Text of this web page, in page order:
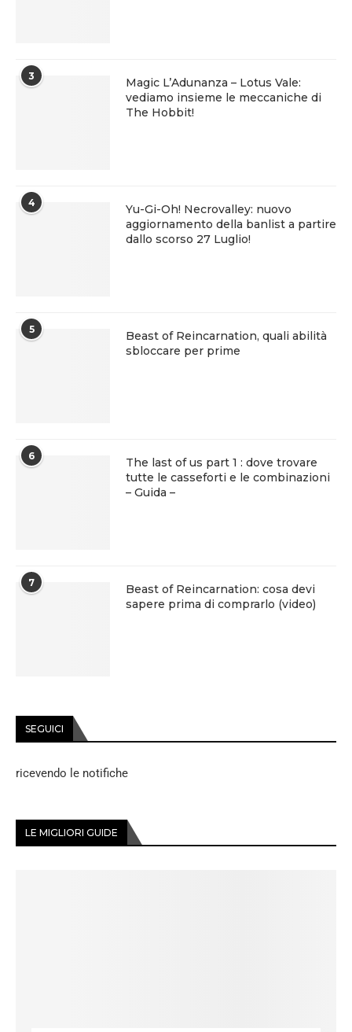
3
Magic L’Adunanza – Lotus Vale:
vediamo insieme le meccaniche di
The Hobbit!
4
Yu-Gi-Oh! Necrovalley: nuovo
aggiornamento della banlist a partire
dallo scorso 27 Luglio!
5
Beast of Reincarnation, quali abilità
sbloccare per prime
6
The last of us part 1 : dove trovare
tutte le casseforti e le combinazioni
– Guida –
7
Beast of Reincarnation: cosa devi
sapere prima di comprarlo (video)
SEGUICI
ricevendo le notifiche
LE MIGLIORI GUIDE